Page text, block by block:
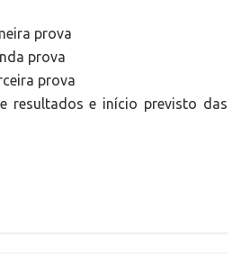
prova
prova
prova
resultados e início previsto das